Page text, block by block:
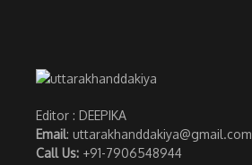
Editor : DEEPIKA
Email: uttarakhanddakiya@gmail.com
Call Us: +91-7906548944